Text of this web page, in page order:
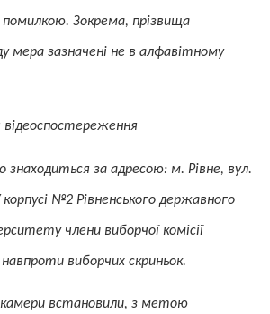
помилкою. Зокрема, прізвища
мера зазначені не в алфавітному
за адресою: м. Рівне, вул.
№2 Рівненського державного
члени виборчої комісії
виборчих скриньок.
встановили, з метою